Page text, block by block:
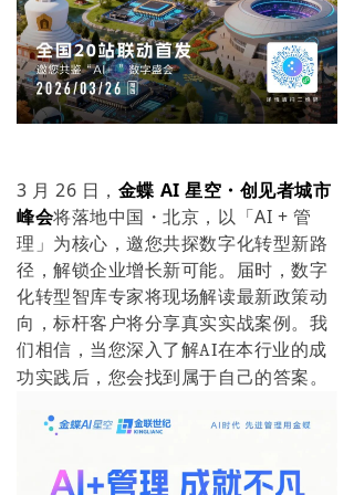
3 月 26 日， 金蝶 AI 星空・创见者城市
峰会将落地中国・北京，以「AI + 管
理」为核心，邀您共探数字化转型新路
径，解锁企业增长新可能。届时，数字
化转型智库专家将现场解读最新政策动
向，标杆客户将分享真实实战案例。我
们相信，当您深入了解AI在本行业的成
功实践后，您会找到属于自己的答案。